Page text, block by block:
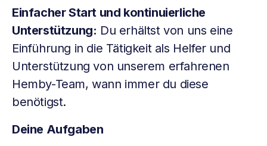
Einfacher Start und kontinuierliche
Unterstützung: Du erhältst von uns eine
Einführung in die Tätigkeit als Helfer und
Unterstützung von unserem erfahrenen
Hemby-Team, wann immer du diese
benötigst.
Deine Aufgaben